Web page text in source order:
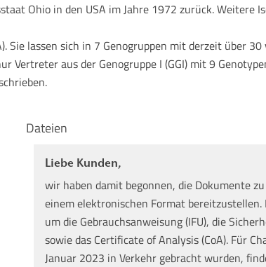
Ohio in den USA im Jahre 1972 zurück. Weitere
lassen sich in 7 Genogruppen mit derzeit über
aus der Genogruppe I (GGI) mit 9
Dateien
Liebe Kunden,
wir haben damit begonnen, die Dokumente
einem elektronischen Format bereitzustellen.
um die Gebrauchsanweisung (IFU), die
sowie das Certificate of Analysis (CoA). Für
Januar 2023 in Verkehr gebracht wurden,